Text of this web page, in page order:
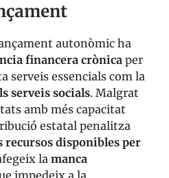
autonòmic ha
financera crònica per
serveis essencials com la
serveis socials. Malgrat
amb més capacitat
estatal penalitza
recursos disponibles per
la manca